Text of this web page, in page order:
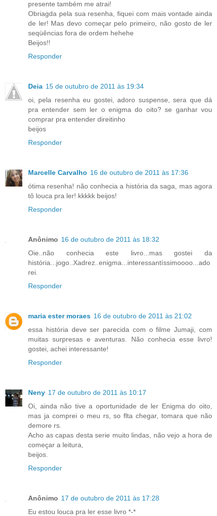
presente também me atrai!
Obriagda pela sua resenha, fiquei com mais vontade ainda
de ler! Mas devo começar pelo primeiro, não gosto de ler
seqüências fora de ordem hehehe
Beijos!!
Responder
Deia 15 de outubro de 2011 às 19:34
oi, pela resenha eu gostei, adoro suspense, sera que dá
pra entender sem ler o enigma do oito? se ganhar vou
comprar pra entender direitinho
beijos
Responder
Marcelle Carvalho 16 de outubro de 2011 às 17:36
ótima resenha! não conhecia a história da saga, mas agora
tô louca pra ler! kkkkk beijos!
Responder
Anônimo 16 de outubro de 2011 às 18:32
Oie..não conhecia este livro...mas gostei da
história...jogo..Xadrez..enigma...interessantíssimoooo...ado
rei.
Responder
maria ester moraes 16 de outubro de 2011 às 21:02
essa história deve ser parecida com o filme Jumaji, com
muitas surpresas e aventuras. Não conhecia esse livro!
gostei, achei interessante!
Responder
Neny 17 de outubro de 2011 às 10:17
Oi, ainda não tive a oportunidade de ler Enigma do oito,
mas ja comprei o meu rs, so flta chegar, tomara que não
demore rs.
Acho as capas desta serie muito lindas, não vejo a hora de
começar a leitura,
beijos.
Responder
Anônimo 17 de outubro de 2011 às 17:28
Eu estou louca pra ler esse livro *-*